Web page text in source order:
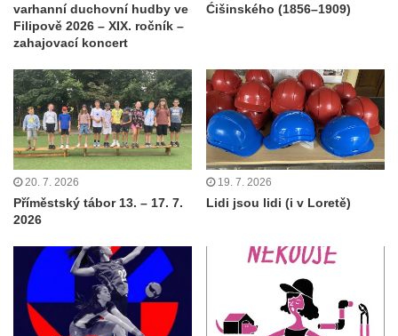
varhanní duchovní hudby ve
Filipově 2026 – XIX. ročník –
zahajovací koncert
Ćišinského (1856–1909)
20. 7. 2026
Příměstský tábor 13. – 17. 7.
2026
19. 7. 2026
Lidi jsou lidi (i v Loretě)